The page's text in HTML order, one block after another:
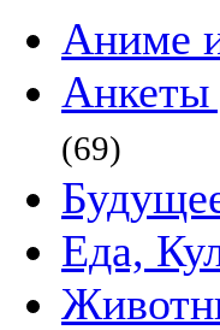
Аниме
Анкеты
(69)
Еда,